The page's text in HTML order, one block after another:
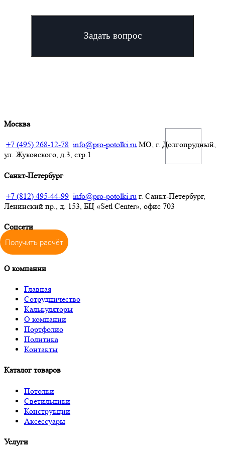
Задать вопрос
Москва
+7 (495) 268-12-78 info@pro-potolki.ru МО, г. Долгопрудный,
ул. Жуковского, д.3, стр.1
Санкт-Петербург
+7 (812) 495-44-99 info@pro-potolki.ru г. Санкт-Петербург,
Ленинский пр., д. 153, БЦ «Setl Center», офис 703
Соцсети
О компании
Главная
Сотрудничество
Калькуляторы
О компании
Портфолио
Политика
Контакты
Каталог товаров
Потолки
Светильники
Конструкции
Аксессуары
Услуги
Получить расчёт